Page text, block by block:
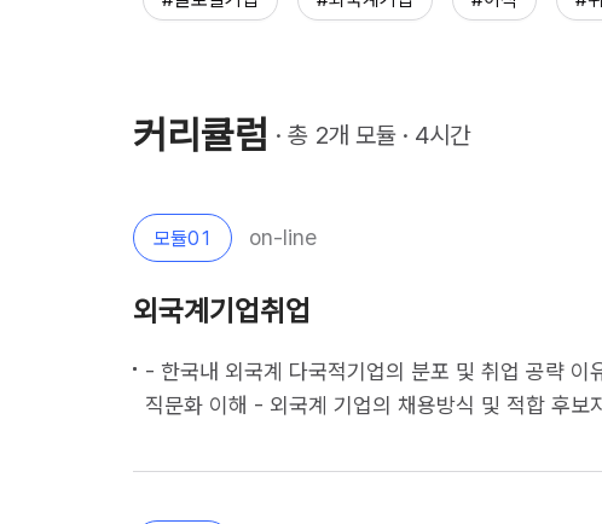
커리큘럼 · 총 2개 모듈 · 4시간
모듈01 on-line
외국계기업취업
- 한국내 외국계 다국적기업의 분포 및 취업 공략
직문화 이해 - 외국계 기업의 채용방식 및 적합 후보자 알아보기